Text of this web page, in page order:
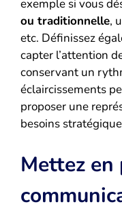
exemple si vous
ou traditionnelle,
etc. Définissez
capter l’attention
conservant un
éclaircissements
proposer une
besoins
Mettez en